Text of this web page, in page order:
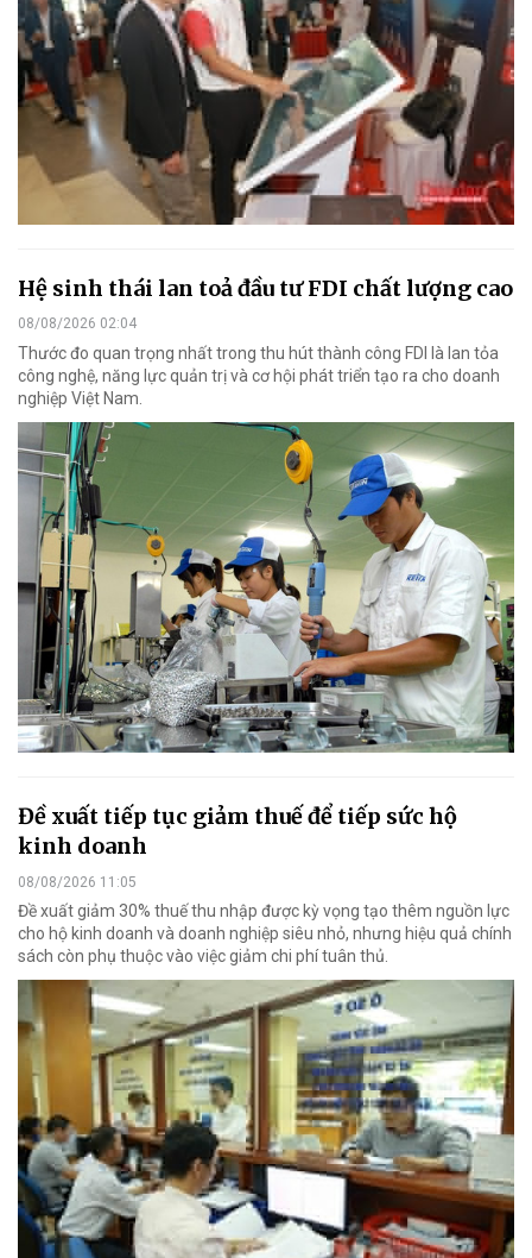
Hệ sinh thái lan toả đầu tư FDI chất lượng cao
08/08/2026 02:04
Thước đo quan trọng nhất trong thu hút thành công FDI là lan tỏa
công nghệ, năng lực quản trị và cơ hội phát triển tạo ra cho doanh
nghiệp Việt Nam.
Đề xuất tiếp tục giảm thuế để tiếp sức hộ
kinh doanh
08/08/2026 11:05
Đề xuất giảm 30% thuế thu nhập được kỳ vọng tạo thêm nguồn lực
cho hộ kinh doanh và doanh nghiệp siêu nhỏ, nhưng hiệu quả chính
sách còn phụ thuộc vào việc giảm chi phí tuân thủ.